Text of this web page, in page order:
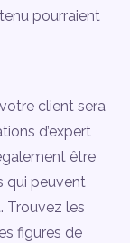
pourraient
client sera
d’expert
être
qui peuvent
Trouvez les
figures de